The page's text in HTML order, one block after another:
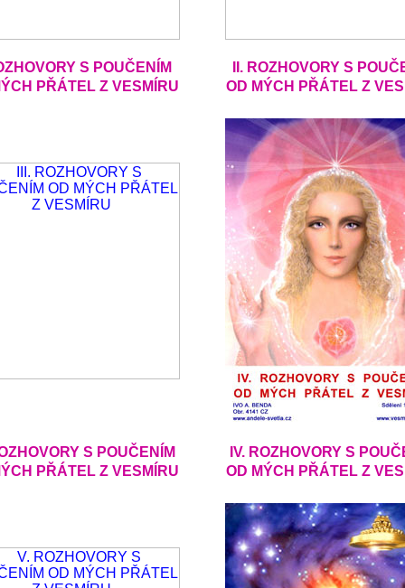
S POUČENÍM
PŘÁTEL Z VESMÍRU
II. ROZHOVORY S
OD MÝCH PŘÁTEL Z
S POUČENÍM
PŘÁTEL Z VESMÍRU
IV. ROZHOVORY S
OD MÝCH PŘÁTEL Z